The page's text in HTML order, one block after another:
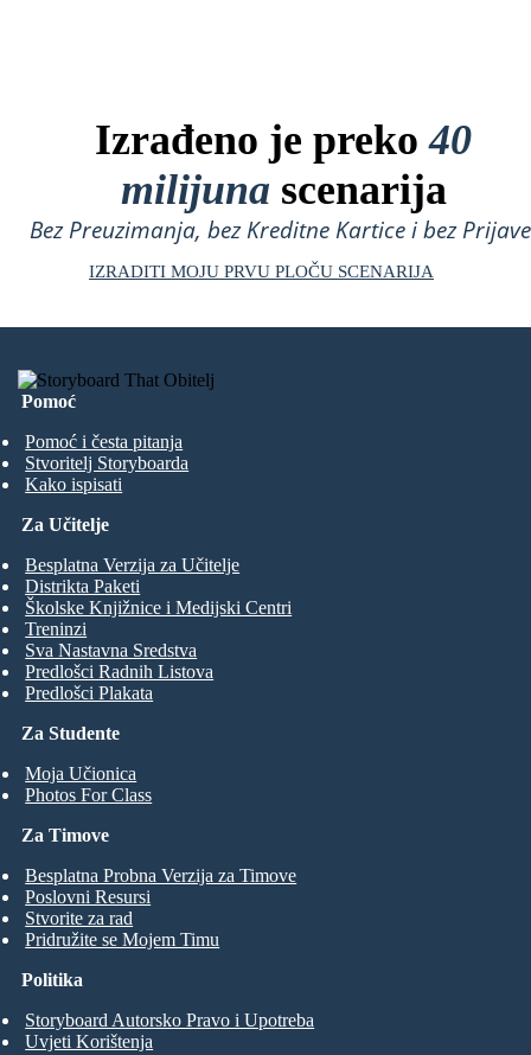
Izrađeno je preko40
milijuna scenarija
Bez Preuzimanja, bez Kreditne Kartice i bez
IZRADITI MOJU PRVU PLOČU SCENARIJA
Pomoć
Pomoć i česta pitanja
Stvoritelj Storyboarda
Kako ispisati
Za Studente
Moja Učionica
Photos For Class
Za Učitelje
Besplatna Verzija za Učitelje
Distrikta Paketi
Školske Knjižnice i Medijski Centri
Treninzi
Sva Nastavna Sredstva
Predlošci Radnih Listova
Predlošci Plakata
Za Timove
Besplatna Probna Verzija za Timove
Poslovni Resursi
Stvorite za rad
Pridružite se Mojem Timu
Politika
Storyboard Autorsko Pravo i Upotreba
Uvjeti Korištenja